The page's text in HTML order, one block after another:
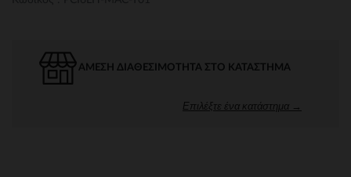
ΆΜΕΣΗ ΔΙΑΘΕΣΙΜΌΤΗΤΑ ΣΤΟ ΚΑΤΆΣΤΗΜΑ
Επιλέξτε ένα κατάστημα →